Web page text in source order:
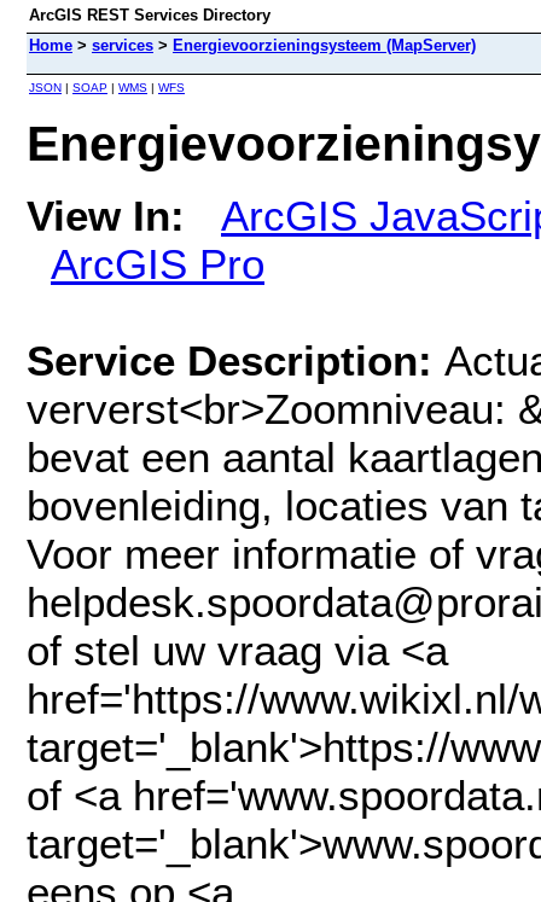
ArcGIS REST Services Directory
Home > services > Energievoorzieningsysteem (MapServer)
JSON | SOAP | WMS | WFS
View In:
ArcGIS
ArcGIS Pro
Service Description:
ververst<br>Zoomniveau:
bevat een aantal
bovenleiding, locaties van
Voor meer informatie of
of stel uw vraag via <a
href='https://
target='_blank'>https://
of <a
eens op <a